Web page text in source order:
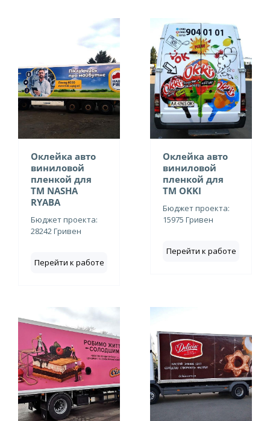
Оклейка авто
виниловой
пленкой для
ТМ NASHA
RYABA
Бюджет проекта:
28242 Гривен
Перейти к работе
Оклейка авто
виниловой
пленкой для
ТМ OKKI
Бюджет проекта:
15975 Гривен
Перейти к работе